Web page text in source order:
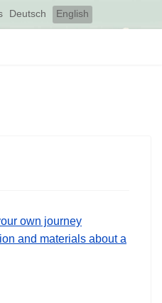
Deutsch English
own journey
and materials about a